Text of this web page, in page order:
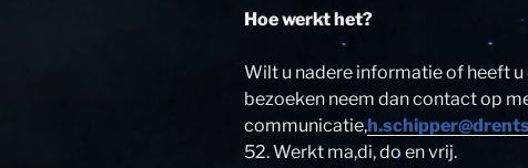
Hoe werkt het?
Wilt u nadere informatie of heeft
bezoeken neem dan contact op
communicatie,
52. Werkt ma,di, do en vrij.